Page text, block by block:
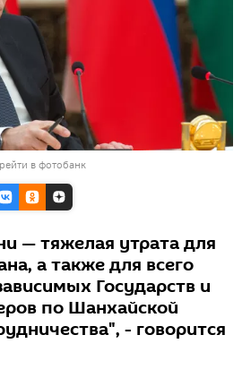
в фотобанк
— тяжелая утрата для
а также для всего
Государств и
по Шанхайской
- говорится